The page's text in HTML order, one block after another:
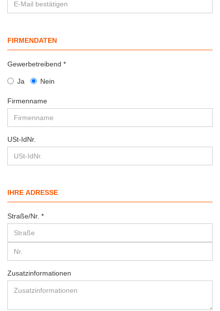
FIRMENDATEN
Gewerbetreibend
Ja Nein
Firmenname
USt-IdNr.
IHRE ADRESSE
Straße/Nr.
Zusatzinformationen